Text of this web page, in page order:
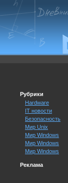
Рубрики
Hardware
IT новости
Безопасность
Мир Unix
Мир Windows
Мир Windows
Мир Windows
Реклама